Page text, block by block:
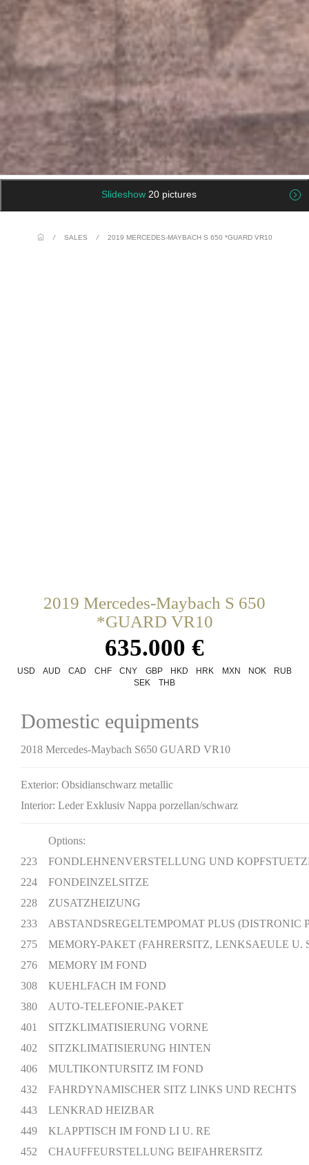
Slideshow 20 pictures
/ SALES / 2019 MERCEDES-MAYBACH S 650 *GUARD VR10
2019 Mercedes-Maybach S 650
*GUARD VR10
635.000 €
USD AUD CAD CHF CNY GBP HKD HRK MXN NOK
RUB
SEK
THB
Domestic equipments
2018 Mercedes-Maybach S650 GUARD VR10
Exterior: Obsidianschwarz metallic
Interior: Leder Exklusiv Nappa porzellan/schwarz
Options:
223 FONDLEHNENVERSTELLUNG UND
224 FONDEINZELSITZE
228 ZUSATZHEIZUNG
233 ABSTANDSREGELTEMPOMAT PLUS (DISTRONIC
275 MEMORY-PAKET (FAHRERSITZ, LENKSAEULE U.
276 MEMORY IM FOND
308 KUEHLFACH IM FOND
380 AUTO-TELEFONIE-PAKET
401 SITZKLIMATISIERUNG VORNE
402 SITZKLIMATISIERUNG HINTEN
406 MULTIKONTURSITZ IM FOND
432 FAHRDYNAMISCHER SITZ LINKS UND RECHTS
443 LENKRAD HEIZBAR
449 KLAPPTISCH IM FOND LI U. RE
452 CHAUFFEURSTELLUNG BEIFAHRERSITZ